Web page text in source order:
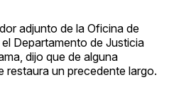
adjunto de la Oficina de
Departamento de Justicia
dijo que de alguna
restaura un precedente largo.